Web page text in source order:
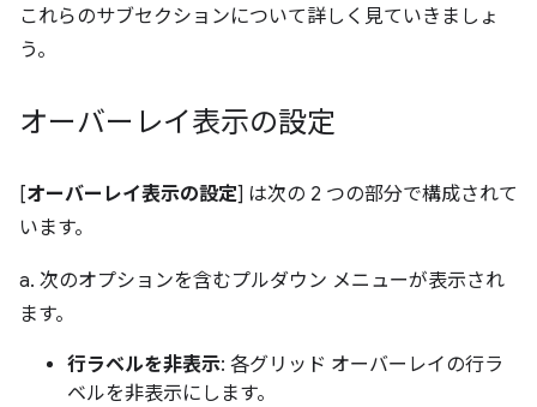
これらのサブセクションについて詳しく見ていきましょ
う。
オーバーレイ表示の設定
[オーバーレイ表示の設定] は次の 2 つの部分で構成されて
います。
a. 次のオプションを含むプルダウン メニューが表示され
ます。
行ラベルを非表示: 各グリッド オーバーレイの行ラ
ベルを非表示にします。